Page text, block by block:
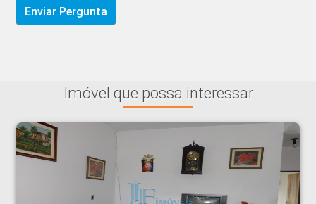
Imóvel que possa interessar